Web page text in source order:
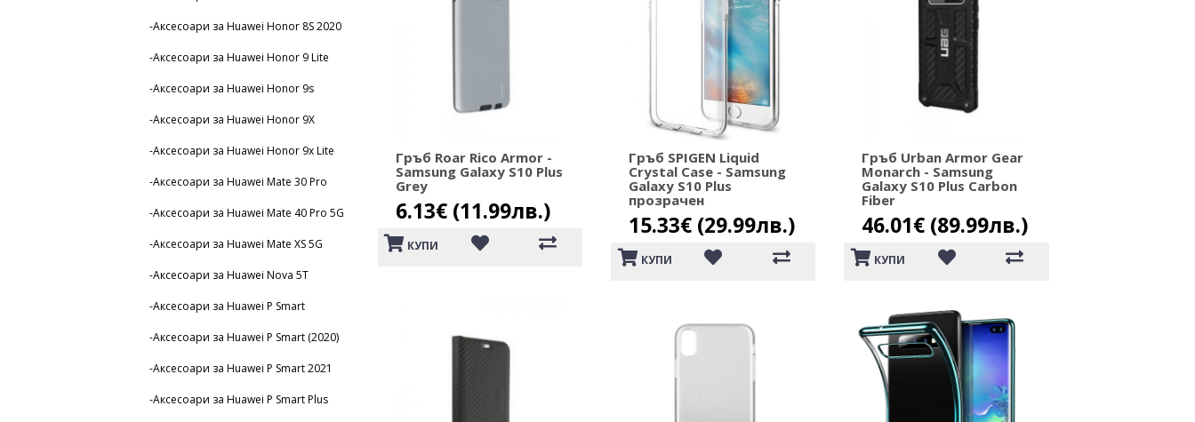
-Аксесоари за Huawei Honor 8S 2020
-Аксесоари за Huawei Honor 9 Lite
-Аксесоари за Huawei Honor 9s
-Аксесоари за Huawei Honor 9X
-Аксесоари за Huawei Honor 9x Lite
-Аксесоари за Huawei Mate 30 Pro
-Аксесоари за Huawei Mate 40 Pro 5G
-Аксесоари за Huawei Mate XS 5G
-Аксесоари за Huawei Nova 5T
-Аксесоари за Huawei P Smart
-Аксесоари за Huawei P Smart (2020)
-Аксесоари за Huawei P Smart 2021
-Аксесоари за Huawei P Smart Plus
Гръб Roar Rico Armor -
Samsung Galaxy S10 Plus
Grey
6.13€ (11.99лв.)
КУПИ
Гръб SPIGEN Liquid
Crystal Case - Samsung
Galaxy S10 Plus
прозрачен
15.33€ (29.99лв.)
КУПИ
Гръб Urban Armor Gear
Monarch - Samsung
Galaxy S10 Plus Carbon
Fiber
46.01€ (89.99лв.)
КУПИ